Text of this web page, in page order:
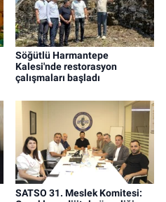
Söğütlü Harmantepe
Kalesi'nde restorasyon
çalışmaları başladı
SATSO 31. Meslek Komitesi: